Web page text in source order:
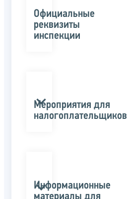
Официальные
реквизиты
инспекции
Мероприятия для
налогоплательщиков
Информационные
материалы для